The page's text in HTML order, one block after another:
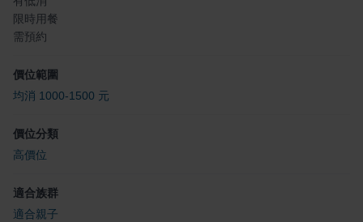
限時用餐
需預約
價位範圍
均消 1000-1500 元
價位分類
高價位
適合族群
適合親子